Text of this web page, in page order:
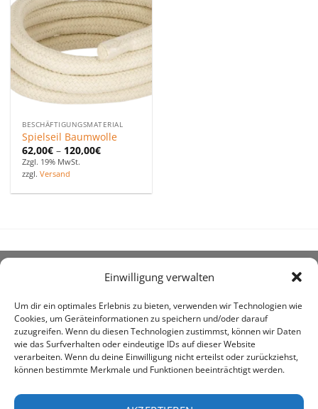
Einwilligung verwalten
Um dir ein optimales Erlebnis zu bieten, verwenden wir Technologien wie
Cookies, um Geräteinformationen zu speichern und/oder darauf
zuzugreifen. Wenn du diesen Technologien zustimmst, können wir Daten
wie das Surfverhalten oder eindeutige IDs auf dieser Website
verarbeiten. Wenn du deine Einwilligung nicht erteilst oder zurückziehst,
können bestimmte Merkmale und Funktionen beeinträchtigt werden.
Zu den
Favoriten
hinzufügen
BESCHÄFTIGUNGSMATERIAL
Spielseil Baumwolle
62,00€ – 120,00€
Zzgl. 19% MwSt.
zzgl.Versand
um den Kauf landwirtschaftlicher Bedarfsartikel geht.